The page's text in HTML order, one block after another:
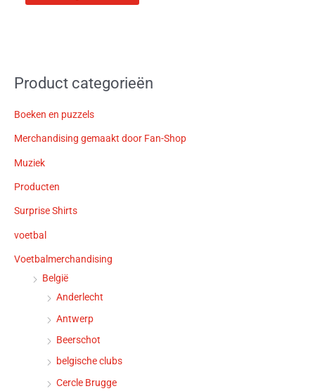
Product categorieën
Boeken en puzzels
Merchandising gemaakt door Fan-Shop
Muziek
Producten
Surprise Shirts
voetbal
Voetbalmerchandising
België
Anderlecht
Antwerp
Beerschot
belgische clubs
Cercle Brugge